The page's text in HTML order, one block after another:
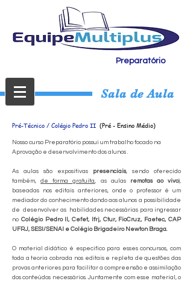
Preparatório
Sala de Aula
Pré-Técnico / Colégio Pedro II (Pré - Ensino Médio)
Nosso curso Preparatório possui um trabalho focado na
Aprovação e desenvolvimento dos alunos .
As aulas são expositivas presenciais, sendo oferecido
também,de forma gratuita, as aulas remotas ao vivo),
baseadas nos editais anteriores, onde o professor é um
mediador do conhecimento dando aos alunos a possibilidade
de desenvolver as habilidades necessárias para ingressar
no Colégio Pedro II, Cefet, Ifrj, Ctur, FioCruz, Faetec, CAP
UFRJ, SESI/SENAI e Colégio Brigadeiro Newton Braga.
O material didático é especifico para esses concursos, com
toda a teoria cobrada nos editais e repleta de questões das
provas anteriores para facilitar a compreensão e assimilação
dos conteúdos necessários. Juntamente com esse material, o